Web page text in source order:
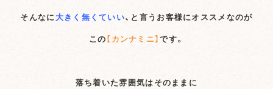
そんなに大きく無くていい、と言うお客様にオススメなのが
この【カンナミニ】です。
落ち着いた雰囲気はそのままに